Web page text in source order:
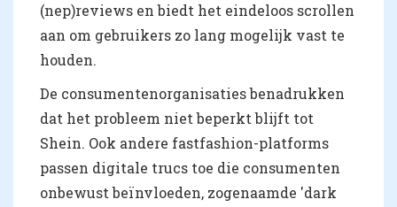
(nep)reviews en biedt het eindeloos scrollen
aan om gebruikers zo lang mogelijk vast te
houden.
De consumentenorganisaties benadrukken
dat het probleem niet beperkt blijft tot
Shein. Ook andere fastfashion-platforms
passen digitale trucs toe die consumenten
onbewust beïnvloeden, zogenaamde 'dark